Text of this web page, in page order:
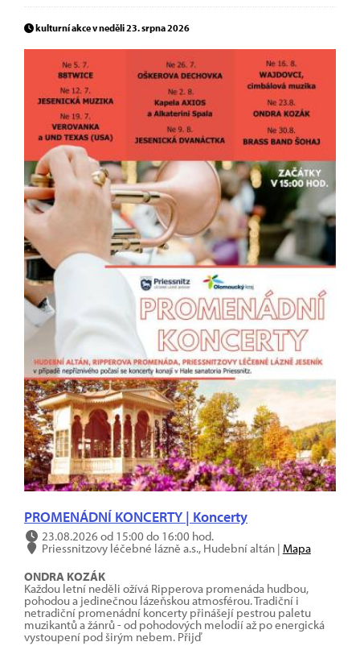
kulturní akce v neděli 23. srpna 2026
PROMENÁDNÍ KONCERTY | Koncerty
23.08.2026 od 15:00 do 16:00 hod.
Priessnitzovy léčebné lázně a.s., Hudební altán | Mapa
ONDRA KOZÁK
Každou letní neděli ožívá Ripperova promenáda hudbou,
pohodou a jedinečnou lázeňskou atmosférou. Tradiční i
netradiční promenádní koncerty přinášejí pestrou paletu
muzikantů a žánrů - od pohodových melodií až po energická
vystoupení pod širým nebem. Přijď